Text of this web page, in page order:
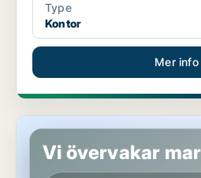
Type
Kontor
Mer info
Kontor i Wien Meidling, Wien
Vi övervakar